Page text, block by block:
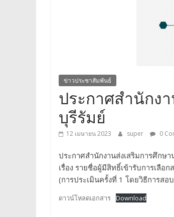
ข่าวประชาสัมพันธ์
ประกาศสำนักง
บุรีรัมย์
12 เมษายน 2023 super 0
ประกาศสำนักงานส่งเสริมการศึกษ
เรื่อง รายชื่อผู้มีสิทธิ์เข้ารับการเลือ
(การประเมินครั้งที่ 1 โดยวิธีการสอ
ดาวน์โหลดเอกสาร Download